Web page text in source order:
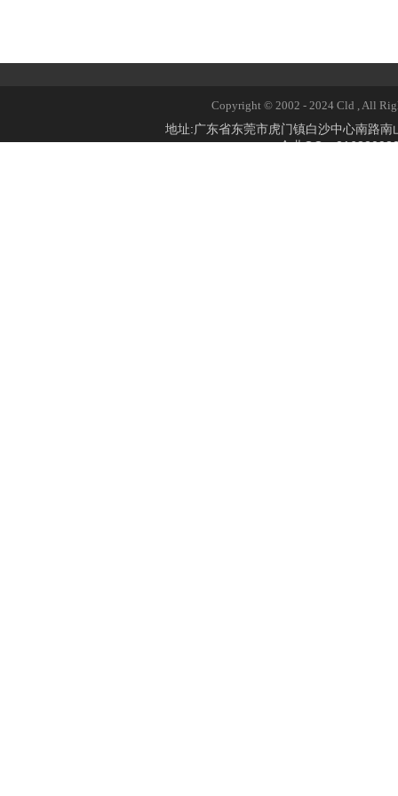
Copyright © 2002 - 2024 Cld , All
地址:广东省东莞市虎门镇白沙中心南路
企业QQ：